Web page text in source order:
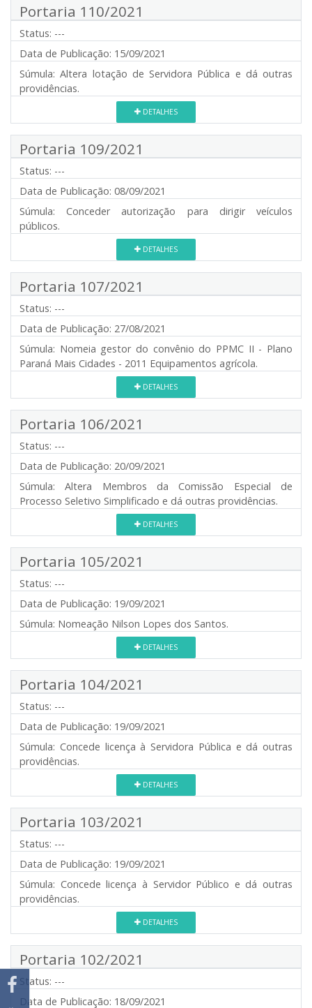
Portaria 110/2021
Status: ---
Data de Publicação: 15/09/2021
Súmula: Altera lotação de Servidora Pública e dá outras
providências.
DETALHES
Portaria 109/2021
Status: ---
Data de Publicação: 08/09/2021
Súmula: Conceder autorização para dirigir veículos
públicos.
DETALHES
Portaria 107/2021
Status: ---
Data de Publicação: 27/08/2021
Súmula: Nomeia gestor do convênio do PPMC II - Plano
Paraná Mais Cidades - 2011 Equipamentos agrícola.
DETALHES
Portaria 106/2021
Status: ---
Data de Publicação: 20/09/2021
Súmula: Altera Membros da Comissão Especial de
Processo Seletivo Simplificado e dá outras providências.
DETALHES
Portaria 105/2021
Status: ---
Data de Publicação: 19/09/2021
Súmula: Nomeação Nilson Lopes dos Santos.
DETALHES
Portaria 104/2021
Status: ---
Data de Publicação: 19/09/2021
Súmula: Concede licença à Servidora Pública e dá outras
providências.
DETALHES
Portaria 103/2021
Status: ---
Data de Publicação: 19/09/2021
Súmula: Concede licença à Servidor Público e dá outras
providências.
DETALHES
Portaria 102/2021
Status: ---
Data de Publicação: 18/09/2021